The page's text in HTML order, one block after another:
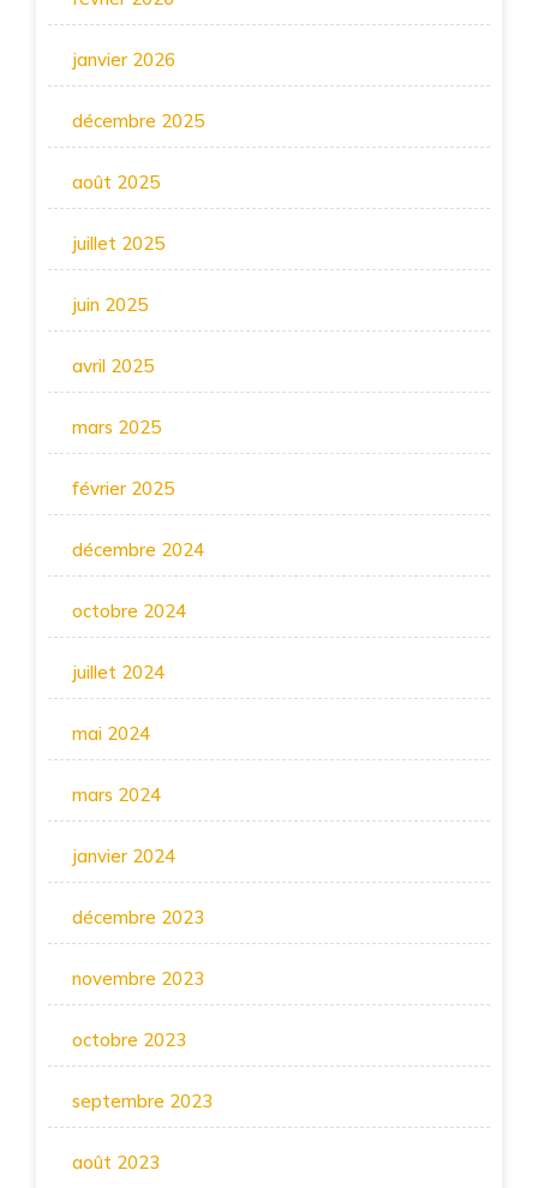
janvier 2026
décembre 2025
août 2025
juillet 2025
juin 2025
avril 2025
mars 2025
février 2025
décembre 2024
octobre 2024
juillet 2024
mai 2024
mars 2024
janvier 2024
décembre 2023
novembre 2023
octobre 2023
septembre 2023
août 2023